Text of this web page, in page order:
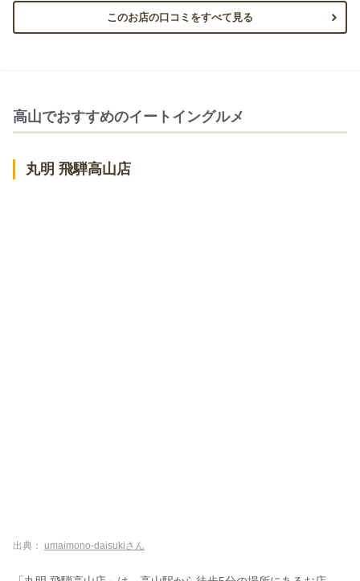
このお店の口コミをすべて見る
高山でおすすめのイートイングルメ
丸明 飛騨高山店
出典： umaimono-daisukiさん